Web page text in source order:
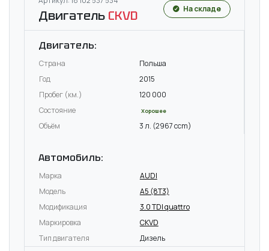
Двигатель CKVD На складе
Двигатель:
Страна
Польша
Год
2015
Пробег (км.)
120 000
Состояние
Хорошее
Объём 3 л. (2967 ccm)
Автомобиль:
Марка
AUDI
Модель
A5 (8T3)
Модификация
3.0 TDI quattro
Маркировка
CKVD
Тип двигателя
Дизель